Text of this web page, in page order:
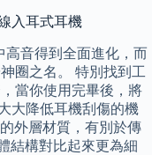
入耳式耳機
高音得到全面進化，而
圈之名。 特別找到工
當你使用完畢後，將
大降低耳機刮傷的機
外層材質，有別於傳
結構對比起來更為細